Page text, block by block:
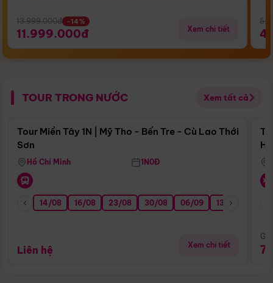
13.999.000đ -14%
11.999.000đ Xem chi tiết
TOUR TRONG NƯỚC Xem tất cả
Điểm nổi bật
Tour Miền Tây 1N | Mỹ Tho - Bến Tre - Cù Lao Thới
Sơn
Hồ Chí Minh 1N0Đ
14/08 16/08 23/08 30/08 06/09 13/09
Liên hệ Xem chi tiết